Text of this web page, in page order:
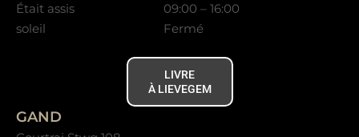
Était assis
09:00 – 16:00
soleil
Fermé
LIVRE
À LIEVEGEM
GAND